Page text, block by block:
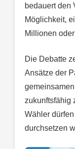
bedauert den
Möglichkeit,
Millionen
Die Debatte
Ansätze der
zukunftsfähig
Wähler
durchsetzen